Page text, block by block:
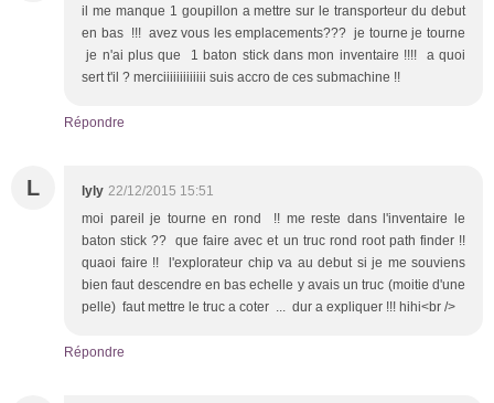
il me manque 1 goupillon a mettre sur le transporteur du debut
en bas !!! avez vous les emplacements??? je tourne je tourne
je n'ai plus que 1 baton stick dans mon inventaire !!!! a quoi
sert t'il ? merciiiiiiiiiiiii suis accro de ces submachine !!
Répondre
L lyly 22/12/2015 15:51
moi pareil je tourne en rond !! me reste dans l'inventaire le
baton stick ?? que faire avec et un truc rond root path finder !!
quaoi faire !! l'explorateur chip va au debut si je me souviens
bien faut descendre en bas echelle y avais un truc (moitie d'une
pelle) faut mettre le truc a coter ... dur a expliquer !!! hihi<br />
Répondre